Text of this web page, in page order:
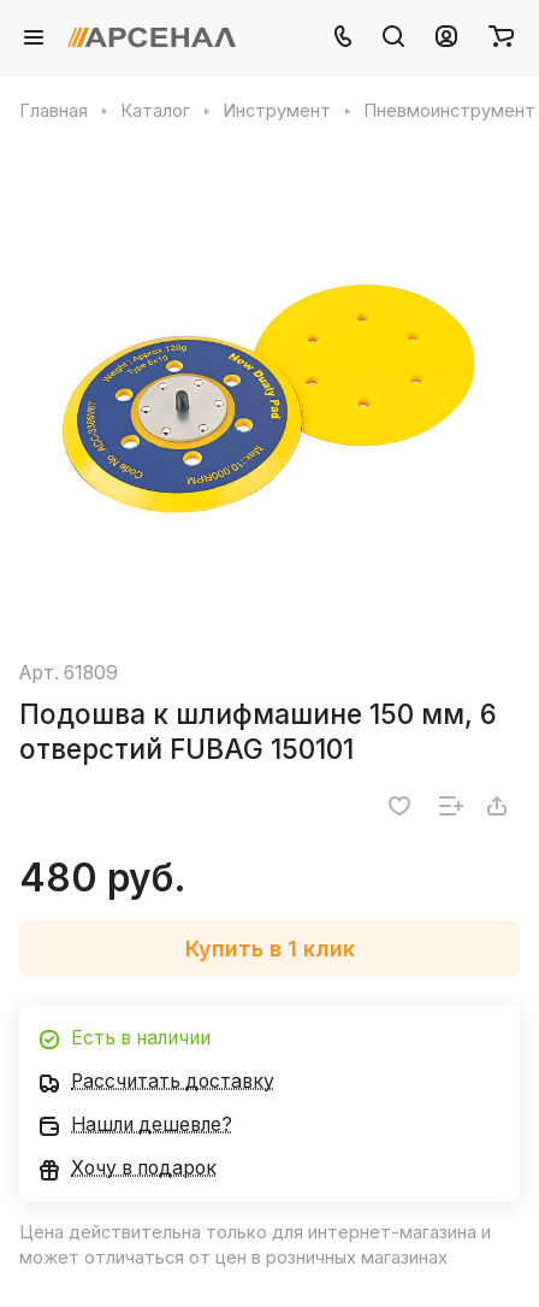
Главная Каталог Инструмент Пневмоинструмент
Арт. 61809
Подошва к шлифмашине 150 мм, 6
отверстий FUBAG 150101
480 руб.
Купить в 1 клик
Есть в наличии
Рассчитать доставку
Нашли дешевле?
Хочу в подарок
Цена действительна только для интернет-магазина и
может отличаться от цен в розничных магазинах